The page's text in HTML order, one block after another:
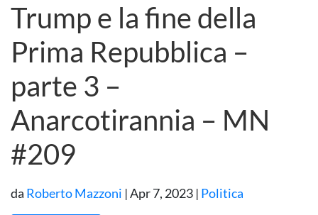
Trump e la fine della
Prima Repubblica –
parte 3 –
Anarcotirannia – MN
#209
da Roberto Mazzoni |Apr 7, 2023 | Politica